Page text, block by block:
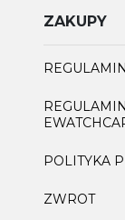
ZAKUPY
POLITYKA
ZWROT